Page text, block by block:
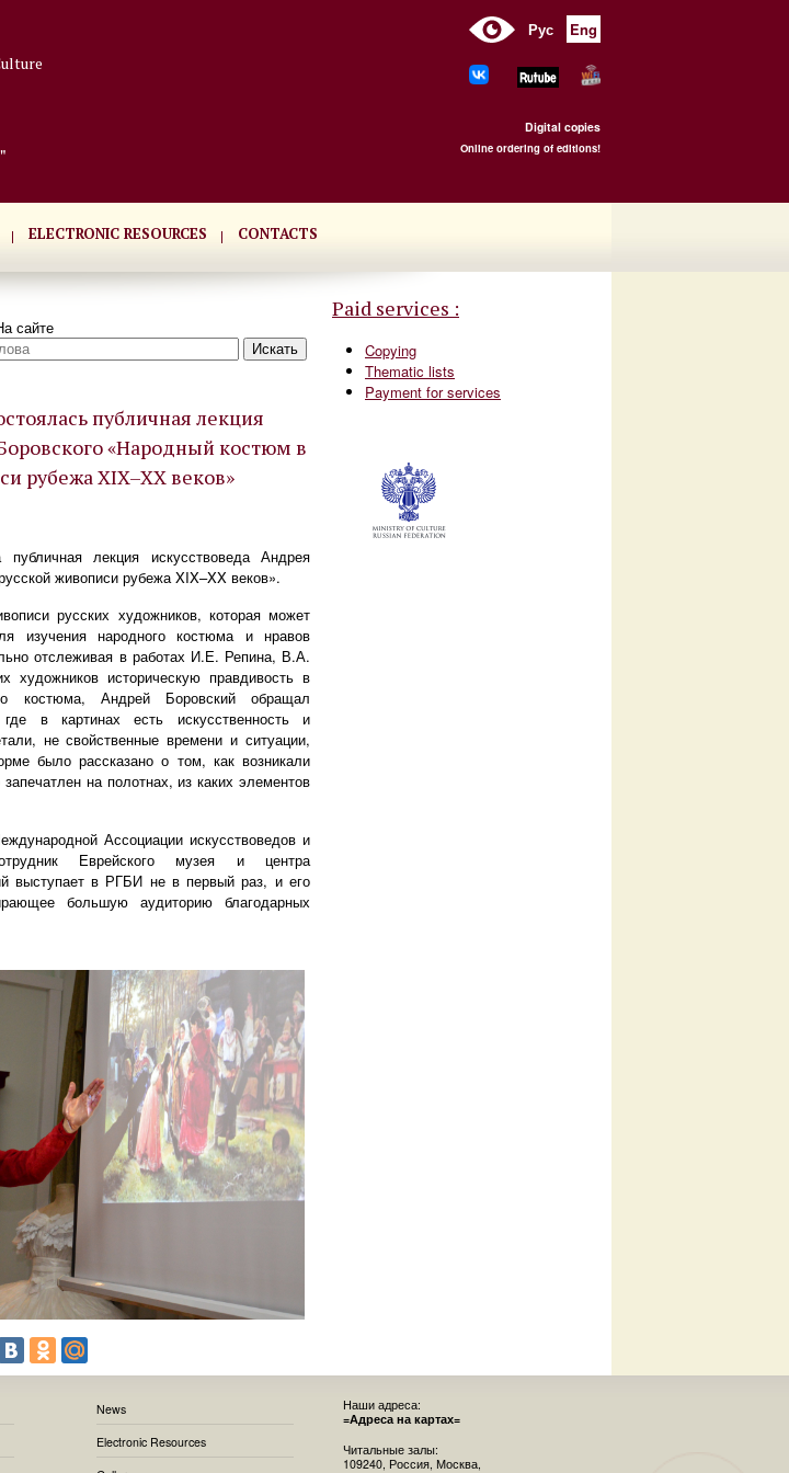
Рус Eng
Digital copies
Online ordering of editions!
ELECTRONIC RESOURCES CONTACTS
сайте
публичная лекция
«Народный костюм в
рубежа XIX–XX веков»
лекция искусствоведа Андрея
живописи рубежа XIX–XX веков».
русских художников, которая может
изучения народного костюма и нравов
отслеживая в работах И.Е. Репина, В.А.
историческую правдивость в
костюма, Андрей Боровский обращал
в картинах есть искусственность и
не свойственные времени и ситуации,
было рассказано о том, как возникали
на полотнах, из каких элементов
Ассоциации искусствоведов и
Еврейского музея и центра
выступает в РГБИ не в первый раз, и его
большую аудиторию благодарных
Paid services :
Copying
Thematic lists
Payment for services
News
Electronic Resources
Наши адреса:
=Адреса на картах=
Читальные залы:
109240, Россия, Москва,